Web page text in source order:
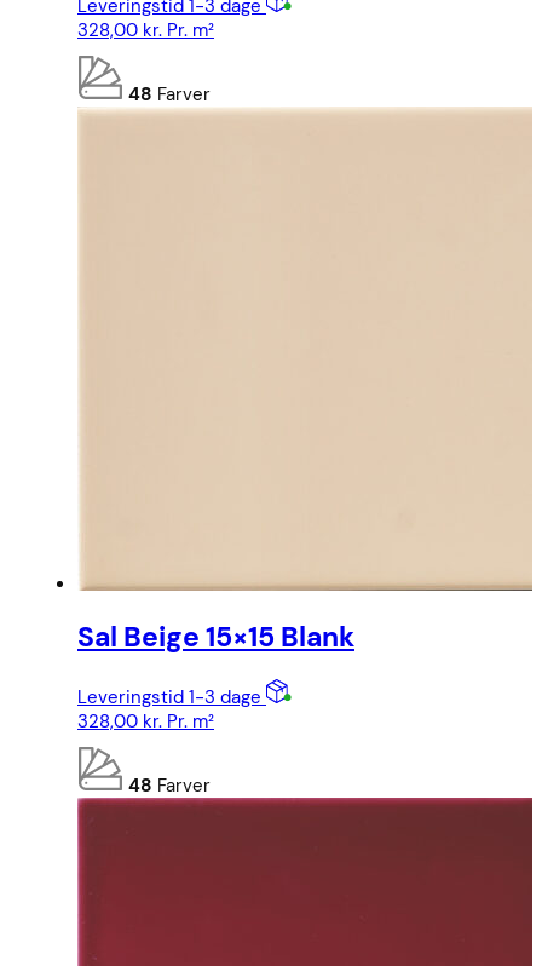
Leveringstid 1-3 dage
328,00 kr. Pr. m²
48 Farver
Sal Beige 15×15 Blank
Leveringstid 1-3 dage
328,00 kr. Pr. m²
48 Farver